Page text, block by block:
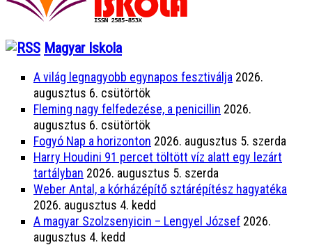
Magyar Iskola
A világ legnagyobb egynapos fesztiválja 2026.
augusztus 6. csütörtök
Fleming nagy felfedezése, a penicillin 2026.
augusztus 6. csütörtök
Fogyó Nap a horizonton 2026. augusztus 5. szerda
Harry Houdini 91 percet töltött víz alatt egy lezárt
tartályban 2026. augusztus 5. szerda
Weber Antal, a kórházépítő sztárépítész hagyatéka
2026. augusztus 4. kedd
A magyar Szolzsenyicin – Lengyel József 2026.
augusztus 4. kedd